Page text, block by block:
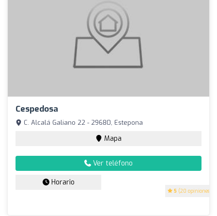
Cespedosa
5 (20 opiniones)
C. Alcalá Galiano 22 - 29680, Estepona
Mapa
Ver teléfono
Horario